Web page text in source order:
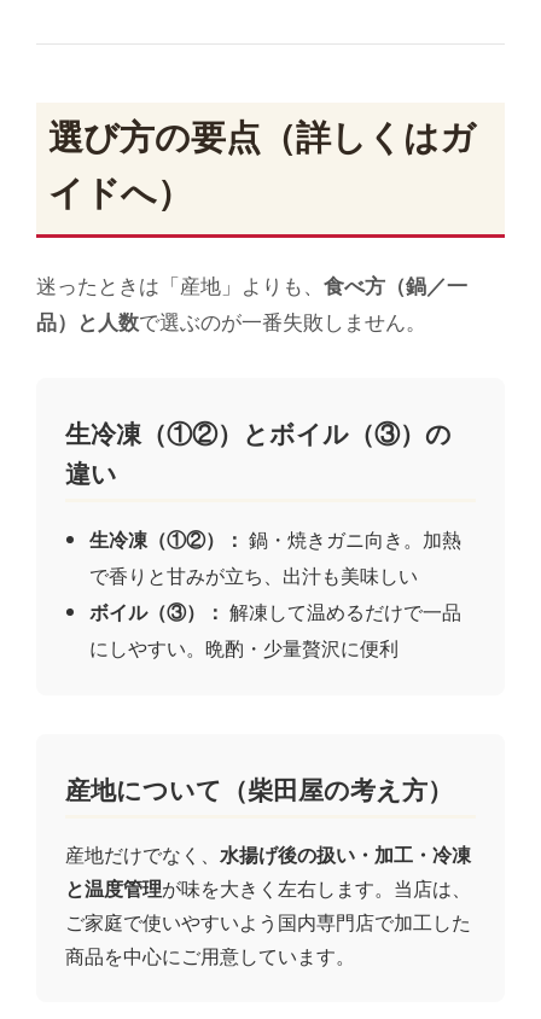
選び方の要点（詳しくはガ
イドへ）
迷ったときは「産地」よりも、 食べ方（鍋／一
品）と人数で選ぶのが一番失敗しません。
生冷凍（①②）とボイル（③）の
違い
生冷凍（①②）： 鍋・焼きガニ向き。加熱
で香りと甘みが立ち、出汁も美味しい
ボイル（③）： 解凍して温めるだけで一品
にしやすい。晩酌・少量贅沢に便利
産地について（柴田屋の考え方）
産地だけでなく、 水揚げ後の扱い・加工・冷凍
と温度管理が味を大きく左右します。当店は、
ご家庭で使いやすいよう国内専門店で加工した
商品を中心にご用意しています。